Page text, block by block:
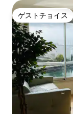
ゲストチョイス
ゲストチョイス